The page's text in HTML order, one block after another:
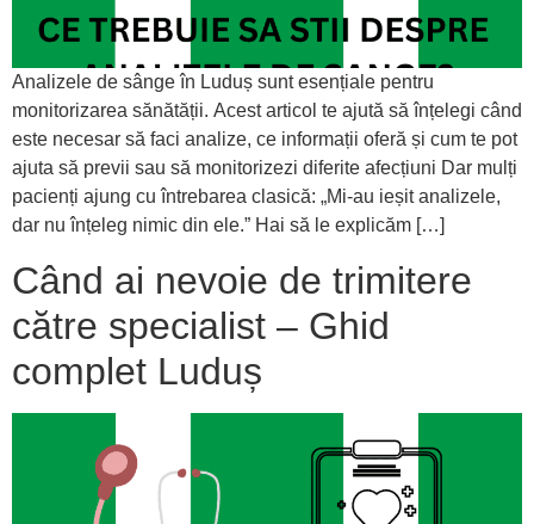
Analizele de sânge în Luduș sunt esențiale pentru
monitorizarea sănătății. Acest articol te ajută să înțelegi când
este necesar să faci analize, ce informații oferă și cum te pot
ajuta să previi sau să monitorizezi diferite afecțiuni Dar mulți
pacienți ajung cu întrebarea clasică: „Mi-au ieșit analizele,
dar nu înțeleg nimic din ele.” Hai să le explicăm […]
Când ai nevoie de trimitere
către specialist – Ghid
complet Luduș